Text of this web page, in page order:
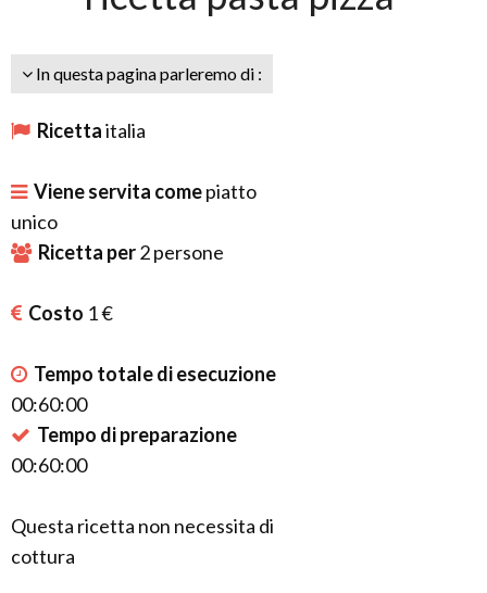
In questa pagina parleremo di :
Ricettaitalia
Viene servita comepiatto
unico
Ricetta per2persone
Costo 1 €
Tempo totale di esecuzione
00:60:00
Tempo di preparazione
00:60:00
Questa ricetta non necessita di
cottura